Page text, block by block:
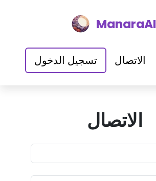
ManaraAI
الاتصال تسجيل الدخول
الاتصال